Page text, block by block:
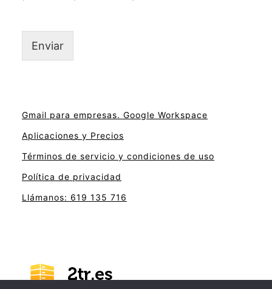
Enviar
Gmail para empresas. Google Workspace
Aplicaciones y Precios
Términos de servicio y condiciones de uso
Política de privacidad
Llámanos: 619 135 716